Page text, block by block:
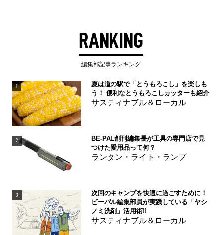
RANKING
編集部記事ランキング
1
夏は道の駅で「とうもろこし」を楽しも
う！ 便利なとうもろこしカッターも紹介
サスティナブル＆ローカル
2
BE-PAL創刊編集長が工具の専門店で見
つけた愛用品って何？
ランタン・ライト・ランプ
3
次回のキャンプを快適に過ごすために！
ビーパル編集部員が実践している「ヤシ
ノミ洗剤」活用術!!
サスティナブル＆ローカル